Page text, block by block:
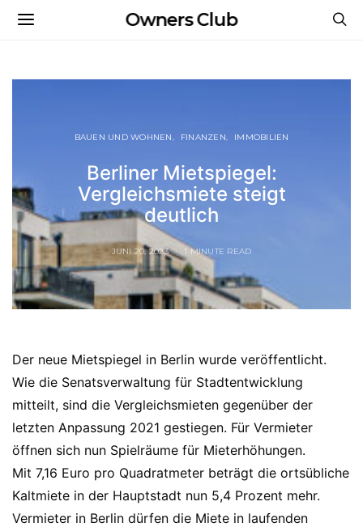
Owners Club
BAUEN UND WOHNEN FINANZEN IMMOBILIEN
Berliner Mietspiegel:
Vergleichsmiete steigt
deutlich
JUNI 20, 2023 1 MINUTE READ
Der neue Mietspiegel in Berlin wurde veröffentlicht.
Wie die Senatsverwaltung für Stadtentwicklung
mitteilt, sind die Vergleichsmieten gegenüber der
letzten Anpassung 2021 gestiegen. Für Vermieter
öffnen sich nun Spielräume für Mieterhöhungen.
Mit 7,16 Euro pro Quadratmeter beträgt die ortsübliche
Kaltmiete in der Hauptstadt nun 5,4 Prozent mehr.
Vermieter in Berlin dürfen die Miete in laufenden